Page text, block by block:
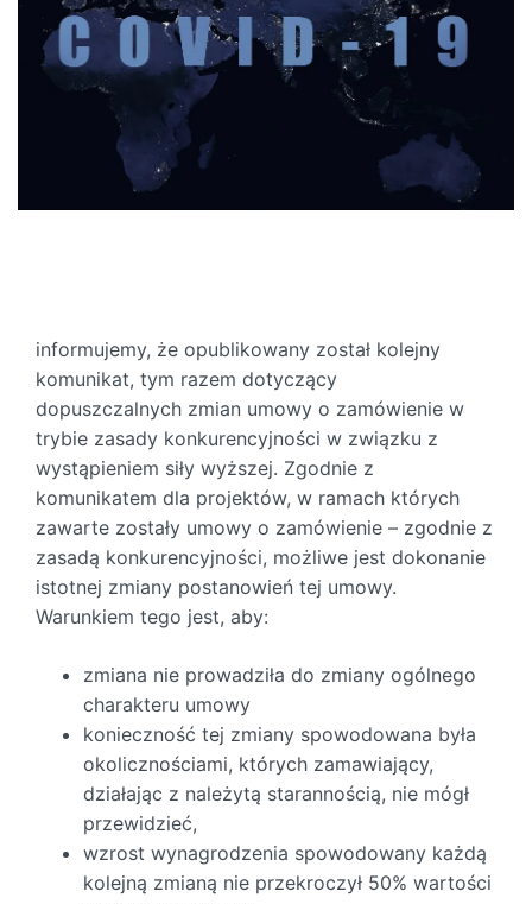
informujemy, że opublikowany został kolejny
komunikat, tym razem dotyczący
dopuszczalnych zmian umowy o zamówienie w
trybie zasady konkurencyjności w związku z
wystąpieniem siły wyższej. Zgodnie z
komunikatem dla projektów, w ramach których
zawarte zostały umowy o zamówienie – zgodnie z
zasadą konkurencyjności, możliwe jest dokonanie
istotnej zmiany postanowień tej umowy.
Warunkiem tego jest, aby:
zmiana nie prowadziła do zmiany ogólnego
charakteru umowy
konieczność tej zmiany spowodowana była
okolicznościami, których zamawiający,
działając z należytą starannością, nie mógł
przewidzieć,
wzrost wynagrodzenia spowodowany każdą
kolejną zmianą nie przekroczył 50% wartości